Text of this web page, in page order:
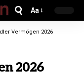
Aa
Vermögen 2026
2026